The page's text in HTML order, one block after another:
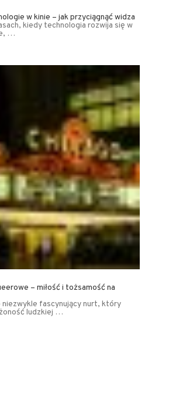
w kinie – jak przyciągnąć widza
kiedy technologia rozwija się w
…
– miłość i tożsamość na
fascynujący nurt, który
ludzkiej …